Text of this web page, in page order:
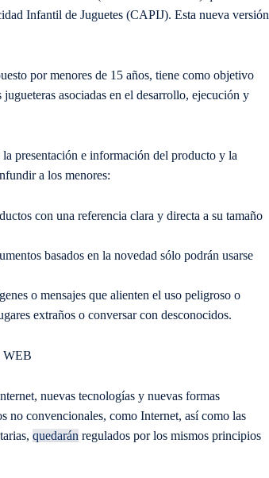
Infantil de Juguetes (CAPIJ). Esta nueva versión
por menores de 15 años, tiene como objetivo
asociadas en el desarrollo, ejecución y
presentación e información del producto y la
a los menores:
con una referencia clara y directa a su tamaño
basados en la novedad sólo podrán usarse
o mensajes que alienten el uso peligroso o
extraños o conversar con desconocidos.
WEB
nuevas tecnologías y nuevas formas
no convencionales, como Internet, así como las
quedarán regulados por los mismos principios